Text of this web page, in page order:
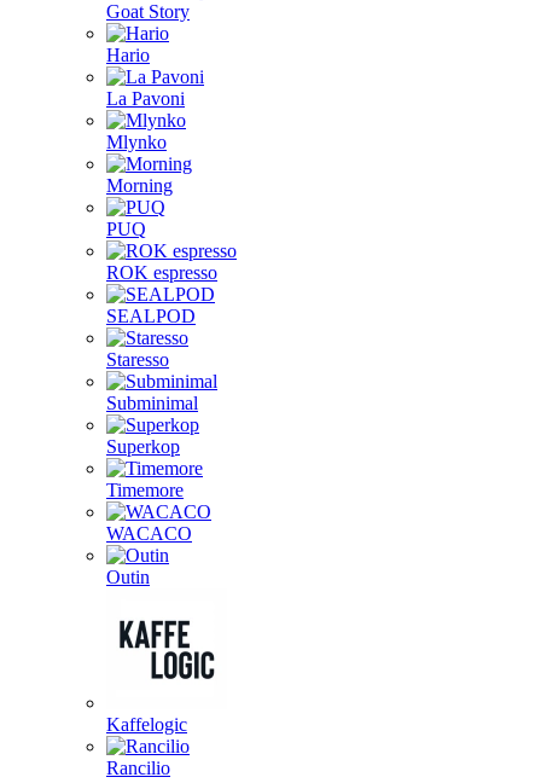
Goat Story
Hario
La Pavoni
Mlynko
Morning
PUQ
ROK espresso
SEALPOD
Staresso
Subminimal
Superkop
Timemore
WACACO
Outin
Kaffelogic
Rancilio